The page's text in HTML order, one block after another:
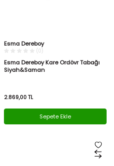
Esma Dereboy
(0)
Esma Dereboy Kare Ordövr Tabağı
Siyah&Saman
2.869,00 TL
Sepete Ekle